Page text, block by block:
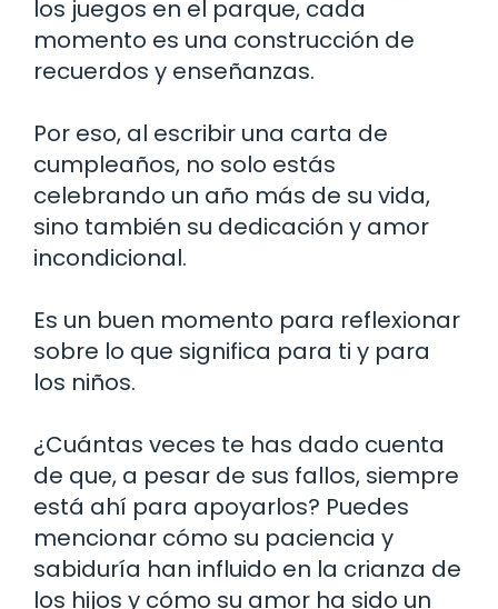
los juegos en el parque, cada
momento es una construcción de
recuerdos y enseñanzas.
Por eso, al escribir una carta de
cumpleaños, no solo estás
celebrando un año más de su vida,
sino también su dedicación y amor
incondicional.
Es un buen momento para reflexionar
sobre lo que significa para ti y para
los niños.
¿Cuántas veces te has dado cuenta
de que, a pesar de sus fallos, siempre
está ahí para apoyarlos? Puedes
mencionar cómo su paciencia y
sabiduría han influido en la crianza de
los hijos y cómo su amor ha sido un